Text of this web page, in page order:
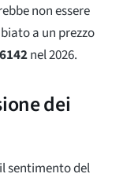
non essere
a un prezzo
nel 2026.
dei
sentimento del